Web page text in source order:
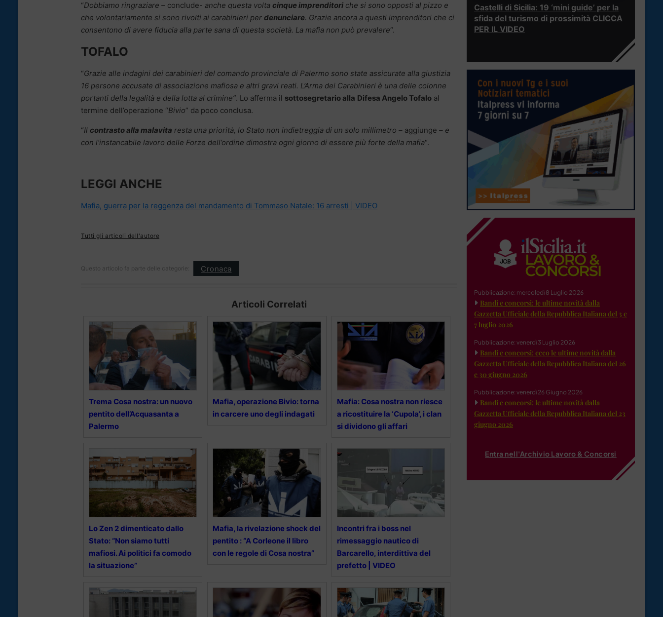
“Dobbiamo ringraziare – conclude- anche questa volta cinque imprenditori che si sono opposti al pizzo e
che volontariamente si sono rivolti ai carabinieri per denunciare. Grazie ancora a questi imprenditori che ci
consentono di avere fiducia alla parte sana di questa società. La mafia non può prevalere“.
TOFALO
“Grazie alle indagini dei carabinieri del comando provinciale di Palermo sono state assicurate alla giustizia
16 persone accusate di associazione mafiosa e altri gravi reati. L’Arma dei Carabinieri è una delle colonne
portanti della legalità e della lotta al crimine”. Lo afferma il sottosegretario alla Difesa Angelo Tofalo al
termine dell’operazione “Bivio” da poco conclusa.
“Il contrasto alla malavita resta una priorità, lo Stato non indietreggia di un solo millimetro – aggiunge – e
con l’instancabile lavoro delle Forze dell’ordine dimostra ogni giorno di essere più forte della mafia“.
LEGGI ANCHE
Mafia, guerra per la reggenza del mandamento di Tommaso Natale: 16 arresti | VIDEO
Tutti gli articoli dell'autore
Questo articolo fa parte delle categorie: Cronaca
Articoli Correlati
Trema Cosa nostra: un nuovo
pentito dell’Acquasanta a
Palermo
Mafia, operazione Bivio: torna
in carcere uno degli indagati
Mafia: Cosa nostra non riesce
a ricostituire la ‘Cupola’, i clan
si dividono gli affari
Lo Zen 2 dimenticato dallo
Stato: “Non siamo tutti
mafiosi. Ai politici fa comodo
la situazione”
Mafia, la rivelazione shock del
pentito : “A Corleone il libro
con le regole di Cosa nostra”
Incontri fra i boss nel
rimessaggio nautico di
Barcarello, interdittiva del
prefetto | VIDEO
Castelli di Sicilia: 19 ‘mini guide’ per la
sfida del turismo di prossimità CLICCA
PER IL VIDEO
Pubblicazione: mercoledì 8 Luglio 2026
Bandi e concorsi: le ultime novità dalla
Gazzetta Ufficiale della Repubblica Italiana del 3 e
7 luglio 2026
Pubblicazione: venerdì 3 Luglio 2026
Bandi e concorsi: ecco le ultime novità dalla
Gazzetta Ufficiale della Repubblica Italiana del 26
e 30 giugno 2026
Pubblicazione: venerdì 26 Giugno 2026
Bandi e concorsi: le ultime novità dalla
Gazzetta Ufficiale della Repubblica Italiana del 23
giugno 2026
Entra nell'Archivio Lavoro & Concorsi